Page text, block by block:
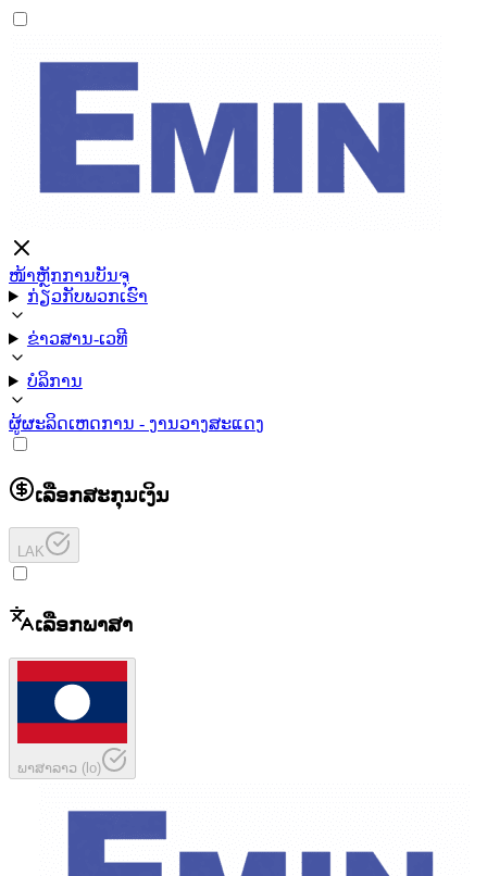
ໜ້າຫຼັກການບັນຈຸ
ກ່ຽວກັບພວກເຮົາ
ຂ່າວສານ-ເວທີ
ບໍລິການ
ຜູ້ຜະລິດເຫດການ - ງານວາງສະແດງ
ເລືອກສະກຸນເງິນ
LAK
ເລືອກພາສາ
ພາສາລາວ (lo)